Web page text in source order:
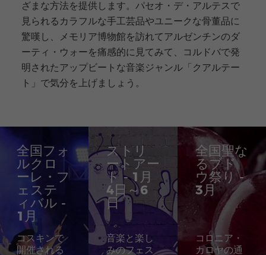
ざまな方法を提供します。パセオ・デ・アルテスで
見られるカラフルな手工芸品やユニークな骨董品に
驚嘆し、メモリア博物館を訪れてアルゼンチンのダ
ーティ・ウォーを痛感的に見てみて、コルドバで発
明されたアップビートな音楽ジャンル「クアルテー
ト」で気分を上げましょう。
全国フォ
ルクロ
ーレ・フ
ェステ
ィバル -
1月
コスキンで
開催される
ストリ
ートアー
ト - 1月
4日～6
日
音楽と楽し
みのフェス
全国聖な
るブド
ウ祭り -
3月
コロニア・
カロヤの通